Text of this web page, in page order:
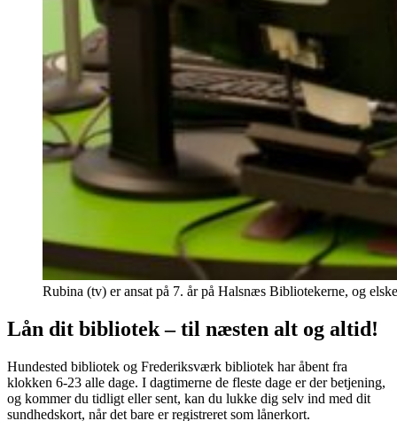
Rubina (tv) er ansat på 7. år på Halsnæs Bibliotekerne, og
Lån dit bibliotek – til næsten alt og altid!
Hundested bibliotek og Frederiksværk bibliotek har åbent fra
klokken 6-23 alle dage. I dagtimerne de fleste dage er der betjening,
og kommer du tidligt eller sent, kan du lukke dig selv ind med dit
sundhedskort, når det bare er registreret som lånerkort.